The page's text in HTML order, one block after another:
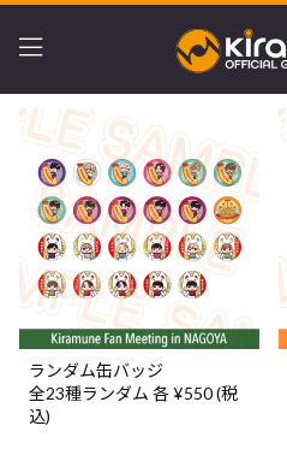
ランダム缶バッジ
全23種ランダム 各 ¥550 (税
込)